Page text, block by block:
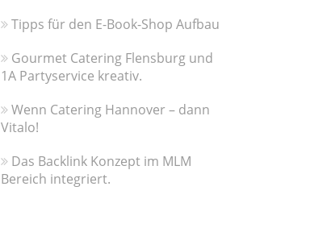
Tipps für den E-Book-Shop Aufbau
Gourmet Catering Flensburg und
1A Partyservice kreativ.
Wenn Catering Hannover – dann
Vitalo!
Das Backlink Konzept im MLM
Bereich integriert.